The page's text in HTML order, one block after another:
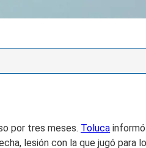
por tres meses. Toluca
lesión con la que jugó para